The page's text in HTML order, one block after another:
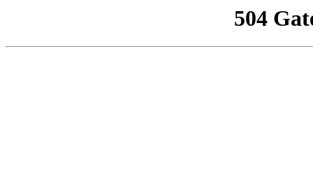
504